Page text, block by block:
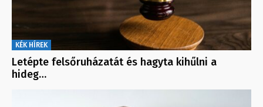
KÉK HÍREK
Letépte felsőruházatát és hagyta kihűlni a
hideg…